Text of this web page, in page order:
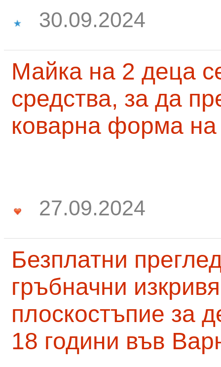
30.09.2024
Майка на 2 деца
средства, за да
коварна форма на
27.09.2024
Безплатни
гръбначни
плоскостъпие за
18 години във